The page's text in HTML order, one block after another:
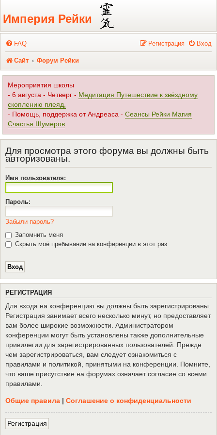
Регистрация
Империя Рейки
FAQ Вход
Регистрация
Сайт Форум Рейки
Мероприятия школы
- 6 августа - Четверг - Медитация Путешествие к звёздному
скоплению плеяд,
- Помощь, поддержка от Андреаса - Сеансы Рейки Магия
Счастья Шумеров
Для просмотра этого форума вы должны быть
авторизованы.
Имя пользователя:
Пароль:
Забыли пароль?
Запомнить меня
Скрыть моё пребывание на конференции в этот раз
РЕГИСТРАЦИЯ
Для входа на конференцию вы должны быть зарегистрированы.
Регистрация занимает всего несколько минут, но предоставляет
вам более широкие возможности. Администратором
конференции могут быть установлены также дополнительные
привилегии для зарегистрированных пользователей. Прежде
чем зарегистрироваться, вам следует ознакомиться с
правилами и политикой, принятыми на конференции. Помните,
что ваше присутствие на форумах означает согласие со всеми
правилами.
Общие правила | Соглашение о конфиденциальности
Регистрация